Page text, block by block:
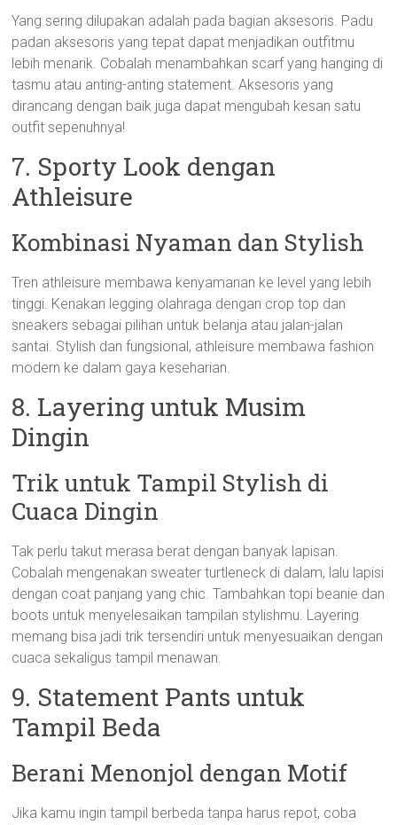
Yang sering dilupakan adalah pada bagian aksesoris. Padu
padan aksesoris yang tepat dapat menjadikan outfitmu
lebih menarik. Cobalah menambahkan scarf yang hanging di
tasmu atau anting-anting statement. Aksesoris yang
dirancang dengan baik juga dapat mengubah kesan satu
outfit sepenuhnya!
7. Sporty Look dengan
Athleisure
Kombinasi Nyaman dan Stylish
Tren athleisure membawa kenyamanan ke level yang lebih
tinggi. Kenakan legging olahraga dengan crop top dan
sneakers sebagai pilihan untuk belanja atau jalan-jalan
santai. Stylish dan fungsional, athleisure membawa fashion
modern ke dalam gaya keseharian.
8. Layering untuk Musim
Dingin
Trik untuk Tampil Stylish di
Cuaca Dingin
Tak perlu takut merasa berat dengan banyak lapisan.
Cobalah mengenakan sweater turtleneck di dalam, lalu lapisi
dengan coat panjang yang chic. Tambahkan topi beanie dan
boots untuk menyelesaikan tampilan stylishmu. Layering
memang bisa jadi trik tersendiri untuk menyesuaikan dengan
cuaca sekaligus tampil menawan.
9. Statement Pants untuk
Tampil Beda
Berani Menonjol dengan Motif
Jika kamu ingin tampil berbeda tanpa harus repot, coba